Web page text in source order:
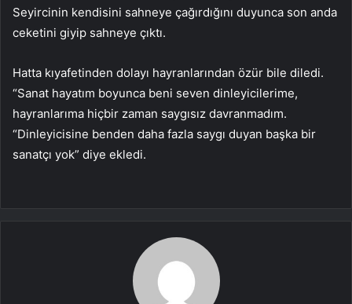
Seyircinin kendisini sahneye çağırdığını duyunca son anda
ceketini giyip sahneye çıktı.
Hatta kıyafetinden dolayı hayranlarından özür bile diledi.
“Sanat hayatım boyunca beni seven dinleyicilerime,
hayranlarıma hiçbir zaman saygısız davranmadım.
“Dinleyicisine benden daha fazla saygı duyan başka bir
sanatçı yok” diye ekledi.